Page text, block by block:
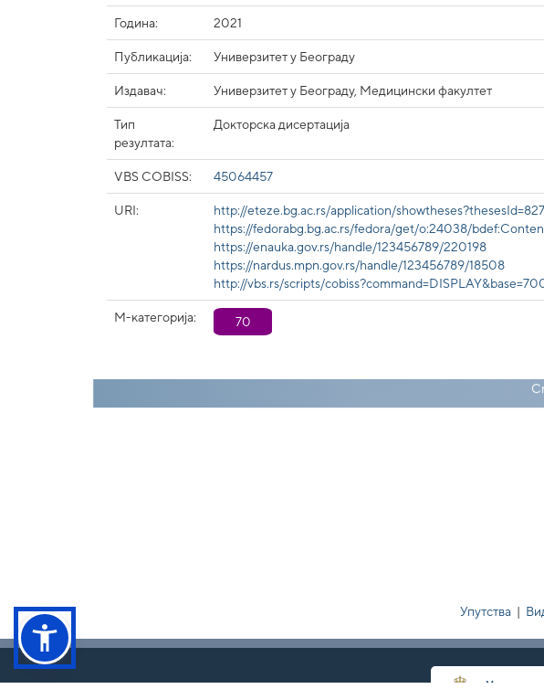
Година: 2021
Публикација: Универзитет у Београду
Издавач: Универзитет у Београду, Медицински факултет
Тип
резултата:
Докторска дисертација
VBS COBISS: 45064457
URI:
http://eteze.bg.ac.rs/application/
https://fedorabg.bg.ac.rs/fedora/get/o:24038/
https://enauka.gov.rs/handle/123456789/220198
https://nardus.mpn.gov.rs/handle/123456789/18508
http://vbs.rs/scripts/
М-категорија: 70
Упутства |